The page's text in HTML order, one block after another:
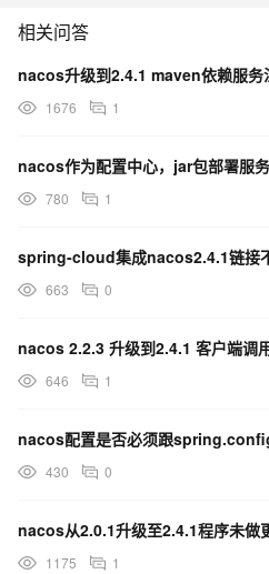
相关问答
nacos升级到2.4.1 maven依赖服务
1676 1
780 1
spring-cloud集成nacos2.4.1链接
663 0
nacos 2.2.3 升级到2.4.1 客户端调
646 1
nacos配置是否必须跟
430 0
1175 1